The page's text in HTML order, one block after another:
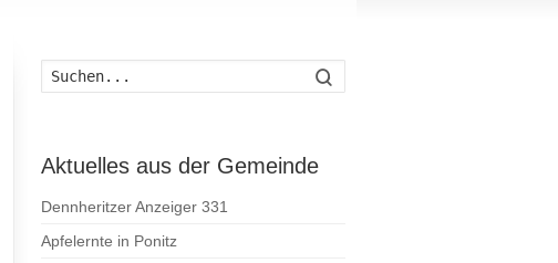
Aktuelles aus der Gemeinde
Dennheritzer Anzeiger 331
Apfelernte in Ponitz